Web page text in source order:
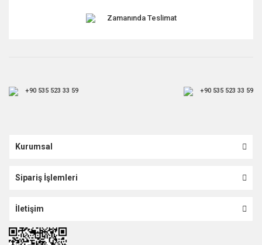
Zamanında Teslimat
+90 535 523 33 59 +90 535 523 33 59
Kurumsal
Sipariş İşlemleri
İletişim